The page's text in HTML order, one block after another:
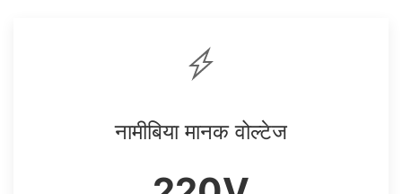
नामीबिया मानक वोल्टेज